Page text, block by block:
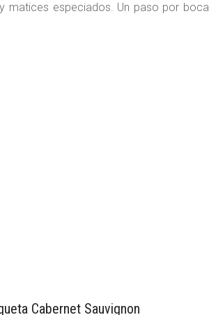
matices especiados. Un paso por boca